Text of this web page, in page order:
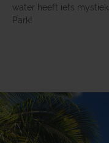
water heeft iets
Park!